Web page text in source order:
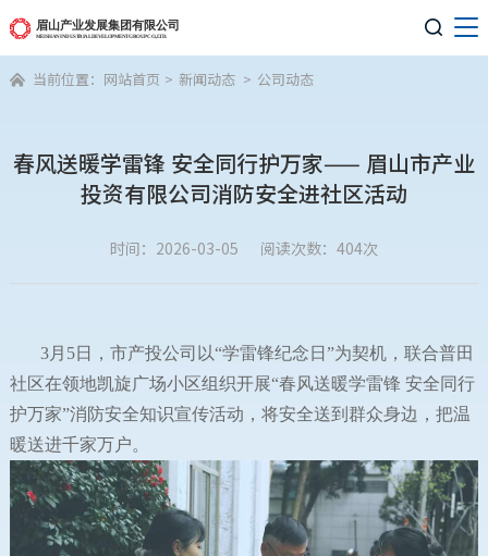

 当前位置： 网站首页 > 新闻动态 > 公司动态
春风送暖学雷锋 安全同行护万家—— 眉山市产业
投资有限公司消防安全进社区活动
时间：2026-03-05 阅读次数：404次
3月5日，市产投公司以“学雷锋纪念日”为契机，联合普田
社区在领地凯旋广场小区组织开展“春风送暖学雷锋 安全同行
护万家”消防安全知识宣传活动，将安全送到群众身边，把温
暖送进千家万户。